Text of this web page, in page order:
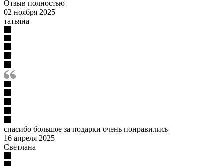
Отзыв полностью
02 ноября 2025
татьяна
спасибо большое за подарки очень понравились
16 апреля 2025
Светлана